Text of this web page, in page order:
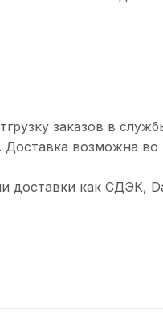
заказов в
Доставка возможна
доставки как СДЭК,